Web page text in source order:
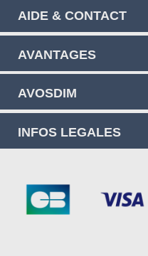
AIDE & CONTACT
AVANTAGES
AVOSDIM
INFOS LEGALES